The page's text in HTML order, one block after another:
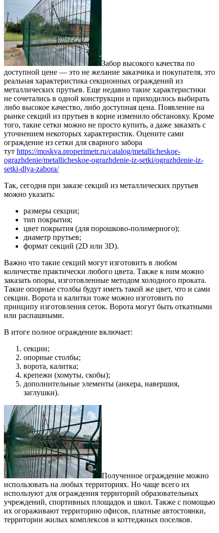
Забор высокого качества по
доступной цене — это не желание заказчика и покупателя, это
реальная характеристика секционных ограждений из
металлических прутьев. Еще недавно такие характеристики
не сочетались в одной конструкции и приходилось выбирать
либо высокое качество, либо доступная цена. Появление на
рынке секций из прутьев в корне изменило обстановку. Кроме
того, такие сетки можно не просто купить, а даже заказать с
уточнением некоторых характеристик. Оцените сами
ограждение из сетки для сварного забора
тут https://moskva.properimetr.ru/catalog/metallicheskoe-
ograzhdenie/metallicheskoe-ograzhdenie-iz-setki/ograzhdenie-iz-
setki-dlya-zabora/
Так, сегодня при заказе секций из металлических прутьев
можно указать:
размеры секции;
тип покрытия;
цвет покрытия (для порошково-полимерного);
диаметр прутьев;
формат секций (2D или 3D).
Важно что такие секций могут изготовить в любом
количестве практически любого цвета. Также к ним можно
заказать опоры, изготовленные методом холодного проката.
Такие опорные столбы будут иметь такой же цвет, что и сами
секции. Ворота и калитки тоже можно изготовить по
принципу изготовления сеток. Ворота могут быть откатными
или распашными.
В итоге полное ограждение включает:
секции;
опорные столбы;
ворота, калитка;
крепежи (хомуты, скобы);
дополнительные элементы (анкера, навершия,
заглушки).
Полученное ограждение можно
использовать на любых территориях. Но чаще всего их
используют для ограждения территорий образовательных
учреждений, спортивных площадок и школ. Также с помощью
их огораживают территорию офисов, платные автостоянки,
территории жилых комплексов и коттеджных поселков.